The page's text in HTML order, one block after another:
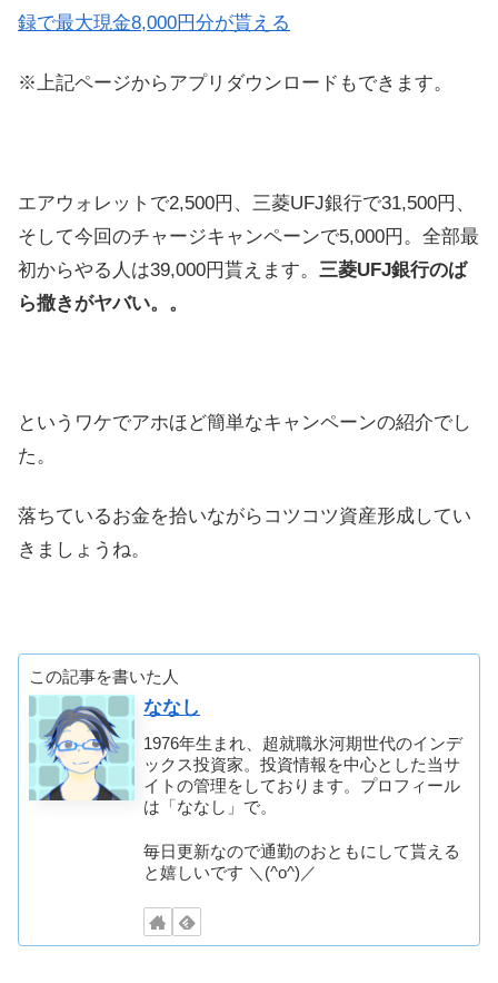
録で最大現金8,000円分が貰える
※上記ページからアプリダウンロードもできます。
エアウォレットで2,500円、三菱UFJ銀行で31,500円、
そして今回のチャージキャンペーンで5,000円。全部最
初からやる人は39,000円貰えます。 三菱UFJ銀行のば
ら撒きがヤバい。。
というワケでアホほど簡単なキャンペーンの紹介でし
た。
落ちているお金を拾いながらコツコツ資産形成してい
きましょうね。
この記事を書いた人
ななし
1976年生まれ、超就職氷河期世代のインデ
ックス投資家。投資情報を中心とした当サ
イトの管理をしております。プロフィール
は「ななし」で。
毎日更新なので通勤のおともにして貰える
と嬉しいです ＼(^o^)／